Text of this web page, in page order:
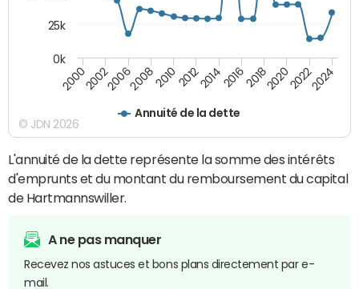
Annuité de la dette
200020022006200820102012201420162018202020222024
0k
25k
© JDN 2026
L'annuité de la dette représente la somme des intérêts
d'emprunts et du montant du remboursement du capital
de Hartmannswiller.
A ne pas manquer
Recevez nos astuces et bons plans directement par e-
mail.